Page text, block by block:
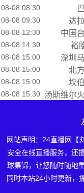
08-08 08:30
08-08 09:30 达
08-08 12:30 中国
08-08 14:30 裕
08-08 15:00 深圳
08-08 15:00 北
08-08 15:00 坎
08-08 15:30 汤斯维尔
网站声明：24直播网【
安全在线直播服务，还
球集锦，让您随时随地
同时本站24小时更新，